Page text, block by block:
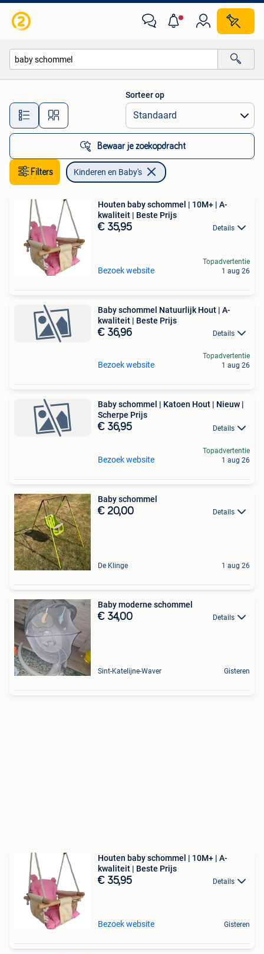
Alle afstanden…
Sorteer op
Bewaar je zoekopdracht
Filters Kinderen en Baby's
Houten baby schommel | 10M+ | A-
kwaliteit | Beste Prijs
€ 35,95 Details
Bezoek website
Topadvertentie
1 aug 26
Baby schommel Natuurlijk Hout | A-
kwaliteit | Beste Prijs
€ 36,96 Details
Bezoek website
Topadvertentie
1 aug 26
Baby schommel | Katoen Hout | Nieuw |
Scherpe Prijs
€ 36,95 Details
Bezoek website
Topadvertentie
1 aug 26
Baby schommel
€ 20,00 Details
De Klinge 1 aug 26
Baby moderne schommel
€ 34,00 Details
Sint-Katelijne-Waver Gisteren
Houten baby schommel | 10M+ | A-
kwaliteit | Beste Prijs
€ 35,95 Details
Bezoek website Gisteren